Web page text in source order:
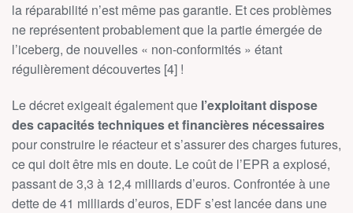
la réparabilité n’est même pas garantie. Et ces problèmes
ne représentent probablement que la partie émergée de
l’iceberg, de nouvelles « non-conformités » étant
régulièrement découvertes [4] !
Le décret exigeait également que l’exploitant dispose
des capacités techniques et financières nécessaires
pour construire le réacteur et s’assurer des charges futures,
ce qui doit être mis en doute. Le coût de l’EPR a explosé,
passant de 3,3 à 12,4 milliards d’euros. Confrontée à une
dette de 41 milliards d’euros, EDF s’est lancée dans une